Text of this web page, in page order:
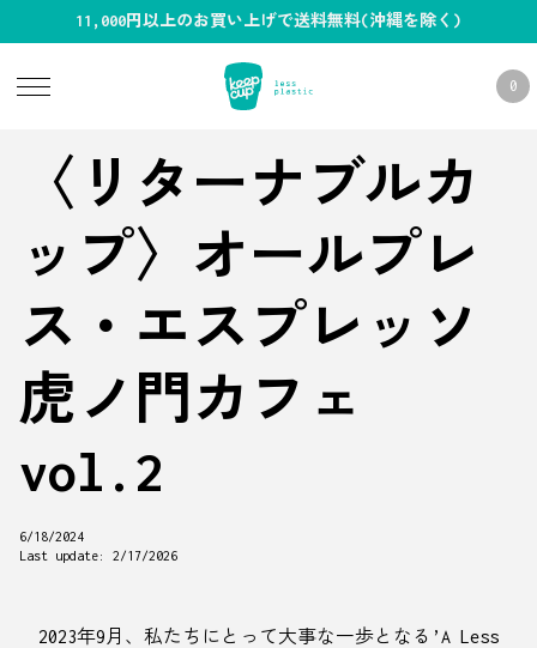
11,000円以上のお買い上げで送料無料(沖縄を除く)
0
〈リターナブルカ
ップ〉オールプレ
ス・エスプレッソ
虎ノ門カフェ
vol.2
6/18/2024
Last update: 2/17/2026
2023年9月、私たちにとって大事な一歩となる’A Less